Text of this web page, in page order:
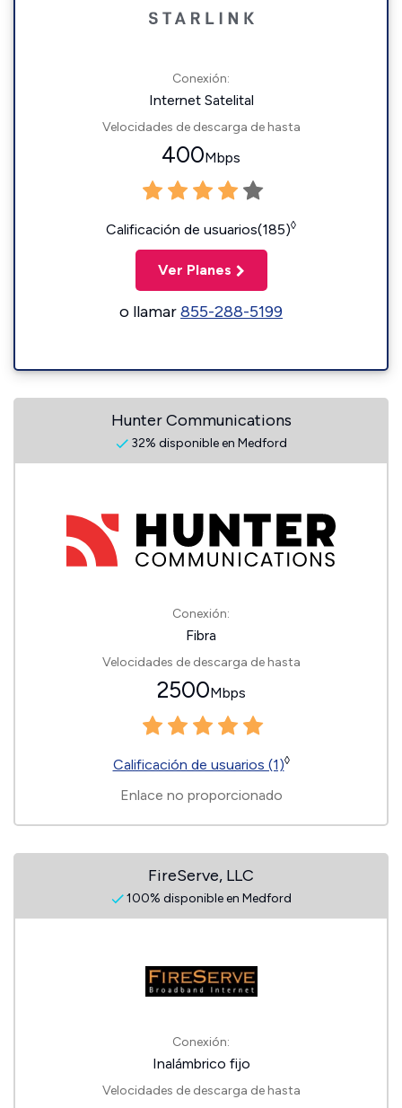
Conexión:
Internet Satelital
Velocidades de descarga de hasta
400Mbps
Calificación de usuarios(185)◊
Ver Planes
o llamar855-288-5199
Hunter Communications
32% disponible en Medford
Conexión:
Fibra
Velocidades de descarga de hasta
2500Mbps
Calificación de usuarios (1)◊
Enlace no proporcionado
FireServe, LLC
100% disponible en Medford
Conexión:
Inalámbrico fijo
Velocidades de descarga de hasta